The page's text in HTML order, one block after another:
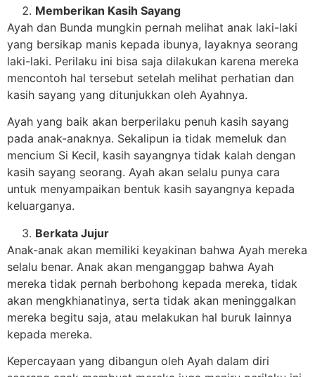
Memberikan Kasih Sayang
Ayah dan Bunda mungkin pernah melihat anak laki-laki
yang bersikap manis kepada ibunya, layaknya seorang
laki-laki. Perilaku ini bisa saja dilakukan karena mereka
mencontoh hal tersebut setelah melihat perhatian dan
kasih sayang yang ditunjukkan oleh Ayahnya.
Ayah yang baik akan berperilaku penuh kasih sayang
pada anak-anaknya. Sekalipun ia tidak memeluk dan
mencium Si Kecil, kasih sayangnya tidak kalah dengan
kasih sayang seorang. Ayah akan selalu punya cara
untuk menyampaikan bentuk kasih sayangnya kepada
keluarganya.
Berkata Jujur
Anak-anak akan memiliki keyakinan bahwa Ayah mereka
selalu benar. Anak akan menganggap bahwa Ayah
mereka tidak pernah berbohong kepada mereka, tidak
akan mengkhianatinya, serta tidak akan meninggalkan
mereka begitu saja, atau melakukan hal buruk lainnya
kepada mereka.
Kepercayaan yang dibangun oleh Ayah dalam diri